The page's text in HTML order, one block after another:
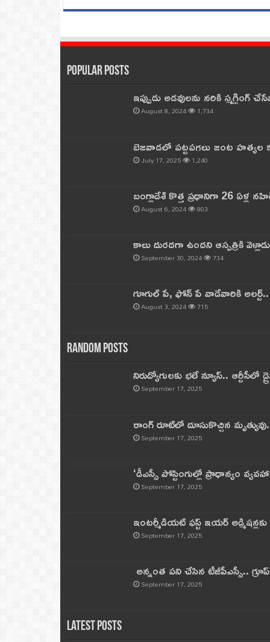
Popular Posts
ఇప్పుడు అడవులను నరికి
August 8, 2024 1,734
బెజవాడలో పట్టపగలు జంట
July 17, 2025 1,240
బంగ్లాదేశ్ కొత్త ప్రధానిగా 26 ఏళ్ల
August 6, 2024 803
కాలు దురదగా ఉందని ఆస్పత్రికి
September 30, 2024 734
గూగుల్ పే, ఫోన్ పే వాడేవారికి
August 3, 2024 715
Random Posts
నిరుద్యోగులకు భలే న్యూస్.. ఆర్టీసీలో
September 17, 2025
రాంగ్ రూట్‌లో దూసుకొచ్చిన
September 17, 2025
‘డీఎస్సీ పోస్టింగుల్లో ప్రాధాన్యం
September 17, 2025
ఇంటర్మీడియట్ ఫస్ట్‌ ఇయర్‌
September 17, 2025
అన్నంత పని చేసిన టీజీపీఎస్సీ..
September 17, 2025
Latest Posts